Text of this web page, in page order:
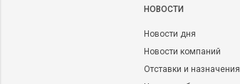
НОВОСТИ
Новости дня
Новости компаний
Отставки и назначения